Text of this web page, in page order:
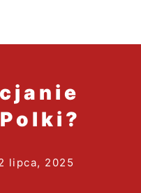
lipca, 2025